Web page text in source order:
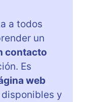
a todos
un
contacto
Es
web
y